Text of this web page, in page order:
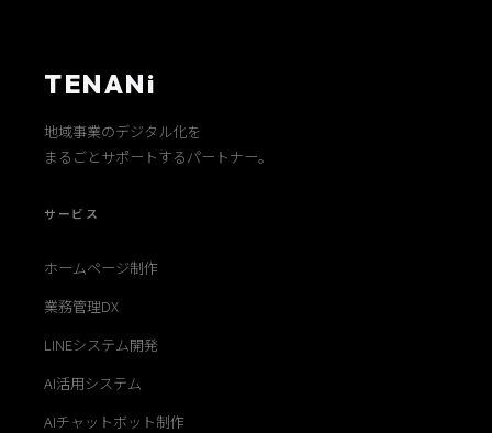
TENANi
地域事業のデジタル化を
まるごとサポートするパートナー。
サービス
ホームページ制作
業務管理DX
LINEシステム開発
AI活用システム
AIチャットボット制作